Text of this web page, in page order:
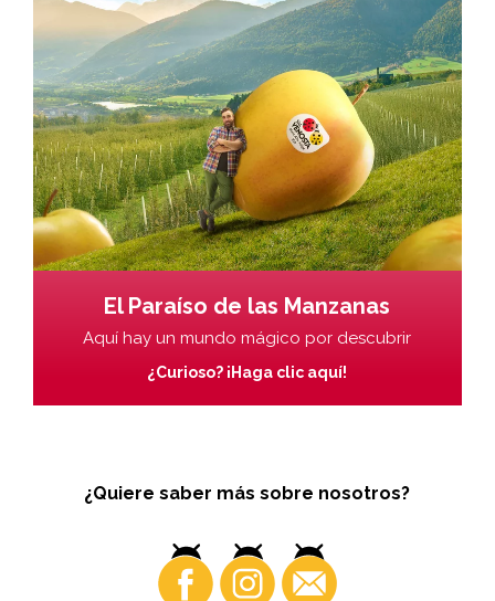
El Paraíso de las Manzanas
Aquí hay un mundo mágico por descubrir
¿Curioso? ¡Haga clic aquí!
¿Quiere saber más sobre nosotros?